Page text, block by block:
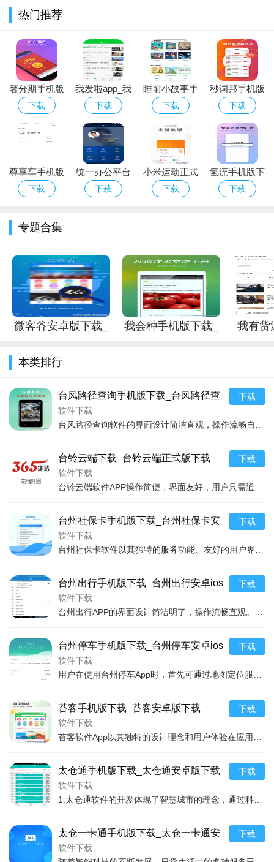
软件特色
1.自定义探索任务：用户可以根据自己的兴趣，自由设计探索
计划和路线，甚至设计自己的宇宙飞船。
2.实时动态天空图：软件内置的动态天空图能够根据用户的地
理位置和时间，
手游下载展示当下的星空状况，帮助用户更好地
3.VR体验：借助VR设备，用户可以享受到身临其境的太空探
索体验，这是其他类似软件所无法比拟的。
软件优势
家还是对太空有兴趣的普通用户，都能快速上手。
习天文知识，也适合作为教学工具在学校等教育场合使用。
3.更新及时：开发团队定期更新软件内容，包括最新的宇宙发
现和天文事件，保证用户能获取最前沿的太空探索信息。
软件点评
富的功能、强大的知识库以及优质的用户体验，赢得了广泛的好
热情的成年人，太空狗都是一个不可多得的选择。通过它，用户
不仅能增长知识、享受探索的乐趣，更重要的是，它能激发人们
对于宇宙无限可能的思考与想象。
2.太空狗软件App以其独树一帜的太空探索体验，为人类的太
空梦想添砖加瓦。不断更新的内容、活跃的社区交流以及前沿的
技术应用，使其成为了连接人类与宇宙的一个重要桥梁，在教育
热门推荐
奢分期手机版
下载
下载
我发啦app_我
发啦安卓版下
载
下载
睡前小故事手
机版下载_睡
下载
秒词邦手机版
下载_秒词邦
安卓版下载
下载
尊享车手机版
下载_尊享车
载
下载
统一办公平台
手机版下载_
下载
小米运动正式
版下载_小米
下载
氢流手机版下
载_氢流安卓
下载
专题合集
微客谷安卓版下载_
我会种手机版下载_
我有货
本类排行
台风路径查询手机版下载_台风路径查
询安卓版下载
软件下载
下载
台铃云端下载_台铃云端正式版下载
软件下载
下载
台州社保卡手机版下载_台州社保卡安
卓版下载
软件下载
下载
台州出行手机版下载_台州出行安卓ios
版下载
软件下载
下载
台州停车手机版下载_台州停车安卓ios
版下载
软件下载
下载
苔客手机版下载_苔客安卓版下载
软件下载
下载
太仓通手机版下载_太仓通安卓版下载
软件下载
下载
太仓一卡通手机版下载_太仓一卡通安
卓版下载
软件下载
下载